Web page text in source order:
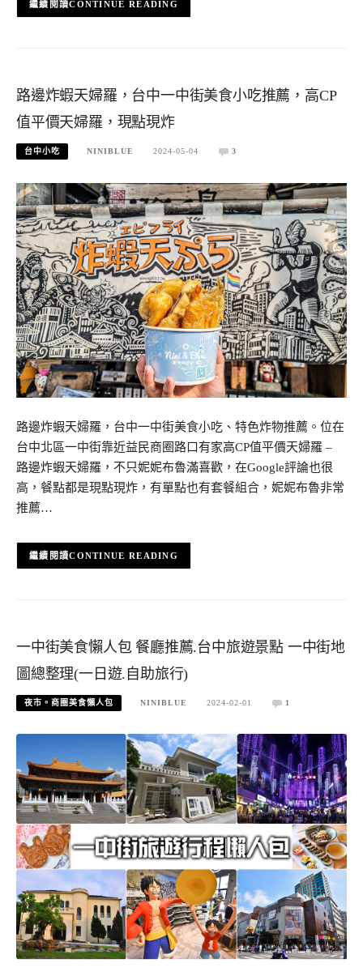
CONTINUE READING
路邊炸蝦天婦羅，台中一中街美食小吃推薦，高CP
值平價天婦羅，現點現炸
台中小吃 NINIBLUE 2024-05-04 3
路邊炸蝦天婦羅，台中一中街美食小吃、特色炸物推薦。位在
台中北區一中街靠近益民商圈路口有家高CP值平價天婦羅 –
路邊炸蝦天婦羅，不只妮妮布魯滿喜歡，在Google評論也很
高，餐點都是現點現炸，有單點也有套餐組合，妮妮布魯非常
推薦…
CONTINUE READING
一中街美食懶人包 餐廳推薦.台中旅遊景點 一中街地
圖總整理(一日遊.自助旅行)
夜市。商圈美食懶人包 NINIBLUE 2024-02-01 1